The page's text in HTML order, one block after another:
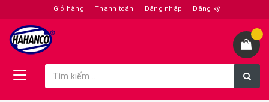
Giỏ hàng Thanh toán Đăng nhập Đăng ký